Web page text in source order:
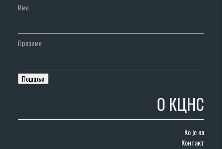
Име
Презиме
О КЦНС
Ко је ко
Контакт